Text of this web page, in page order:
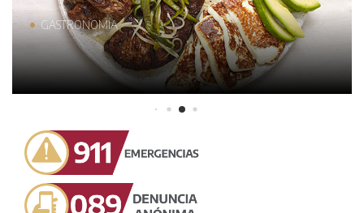
GASTRONOMÍA